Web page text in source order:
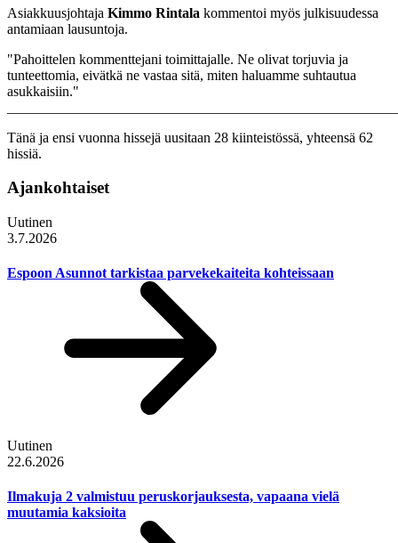
Asiakkuusjohtaja Kimmo Rintala kommentoi myös julkisuudessa
antamiaan lausuntoja.
"Pahoittelen kommenttejani toimittajalle. Ne olivat torjuvia ja
tunteettomia, eivätkä ne vastaa sitä, miten haluamme suhtautua
asukkaisiin."
Tänä ja ensi vuonna hissejä uusitaan 28 kiinteistössä, yhteensä 62
hissiä.
Ajankohtaiset
Uutinen
3.7.2026
Espoon Asunnot tarkistaa parvekekaiteita kohteissaan
Uutinen
22.6.2026
Ilmakuja 2 valmistuu peruskorjauksesta, vapaana vielä
muutamia kaksioita